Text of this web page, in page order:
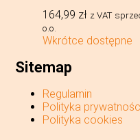
164,99 zł z VAT
o.o.
Wkrótce dostępne
Sitemap
Regulamin
Polityka
Polityka cookies